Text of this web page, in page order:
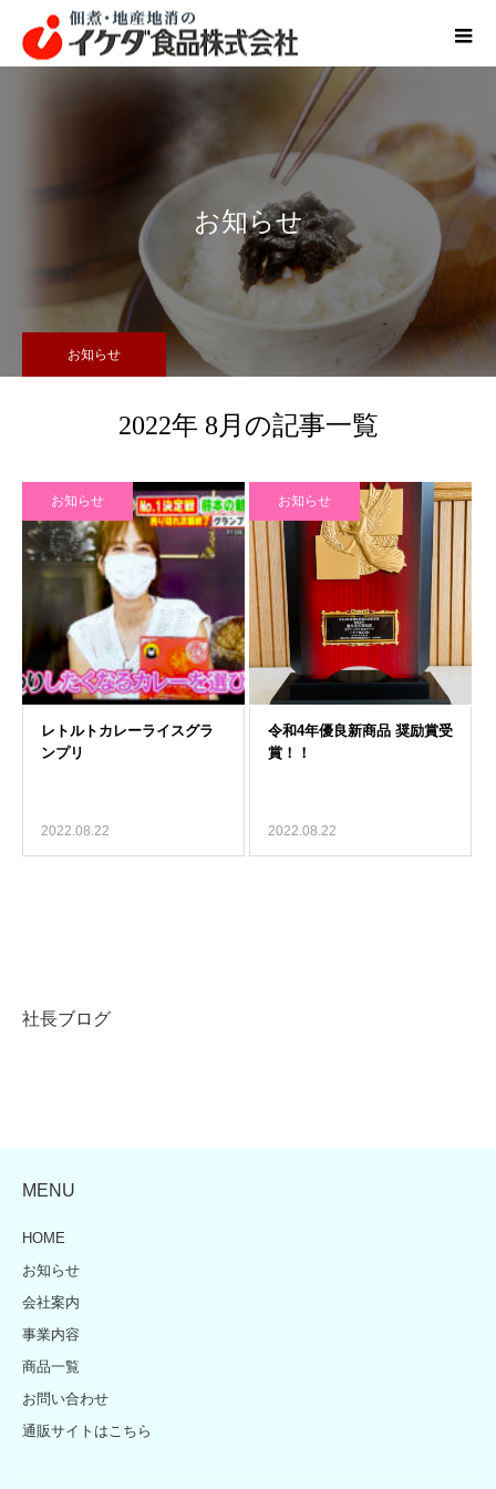
お知らせ
お知らせ
2022年 8月の記事一覧
お知らせ
2022.08.22
お知らせ
2022.08.22
社長ブログ
MENU
HOME
お知らせ
会社案内
事業内容
商品一覧
お問い合わせ
通販サイトはこちら